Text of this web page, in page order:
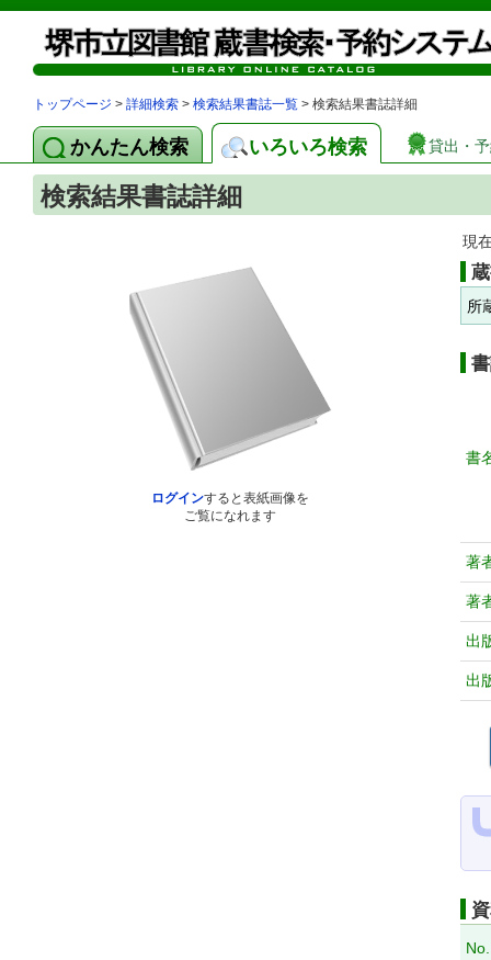
トップページ > 詳細検索 > 検索結果書誌一覧 > 検索結果書誌詳細
かんたん検索 いろいろ検索 貸出・
検索結果書誌詳細
ログインすると表紙画像を
ご覧になれます
現
所
書
著
著
出
出
No.